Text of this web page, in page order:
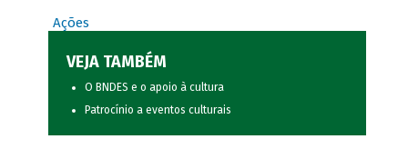
Ações
VEJA TAMBÉM
O BNDES e o apoio à cultura
Patrocínio a eventos culturais